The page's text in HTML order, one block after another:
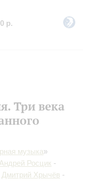
р.
Три века
музыка»
Андрей Росцик -
Дмитрий Хрычёв -